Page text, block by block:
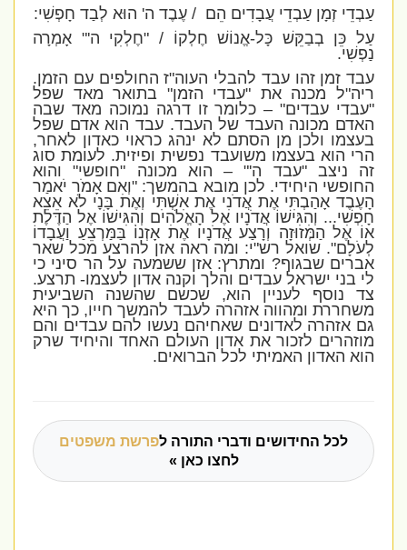
עַבְדֵי זְמָן עַבְדֵי עֲבָדִים הֵם / עֶבֶד ה' הוּא לְבַד חָפְשִׁי:
עַל כֵּן בְבַקֵּשׁ כָּל-אֱנוֹשׁ חֶלְקוֹ / "חֶלְקִי ה'" אָמְרָה
נַפְשִׁי.
עבד זמן זהו עבד להבלי העוה"ז החולפים עם הזמן.
ריה"ל מכנה את "עבדי הזמן" בתואר מאד שפל
"עבדי עבדים" – כלומר זו דרגה נמוכה מאד שבה
האדם מכונה העבד של העבד. עבד הוא אדם שפל
בעצמו ולכן מן הסתם לא ינהג כראוי כאדון לאחר,
הרי הוא בעצמו משועבד נפשית ופיזית. לעומת סוג
זה ניצב "עבד ה'" – הוא מכונה "חופשי" והוא
החופשי היחידי. לכן מובא בהמשך: "וְאִם אָמֹר יֹאמַר
הָעֶבֶד אָהַבְתִּי אֶת אֲדֹנִי אֶת אִשְׁתִּי וְאֶת בָּנָי לֹא אֵצֵא
חָפְשִׁי... וְהִגִּישׁוֹ אֲדֹנָיו אֶל הָאֱלֹהִים וְהִגִּישׁוֹ אֶל הַדֶּלֶת
אוֹ אֶל הַמְּזוּזָה וְרָצַע אֲדֹנָיו אֶת אָזְנוֹ בַּמַּרְצֵעַ וַעֲבָדוֹ
לְעֹלָם". שואל רש"י: ומה ראה אזן להרצע מכל שאר
אברים שבגוף? ומתרץ: אזן ששמעה על הר סיני כי
לי בני ישראל עבדים והלך וקנה אדון לעצמו- תרצע.
צד נוסף לעניין הוא, שכשם שהשנה השביעית
משחררת ומהווה אזהרה לעבד להמשך חייו, כך היא
גם אזהרה לאדונים שאחיהם נעשו להם עבדים והם
מוזהרים לזכור את אדון העולם האחד והיחיד שרק
הוא האדון האמיתי לכל הברואים.
לכל החידושים ודברי התורה לפרשת משפטים
לחצו כאן »